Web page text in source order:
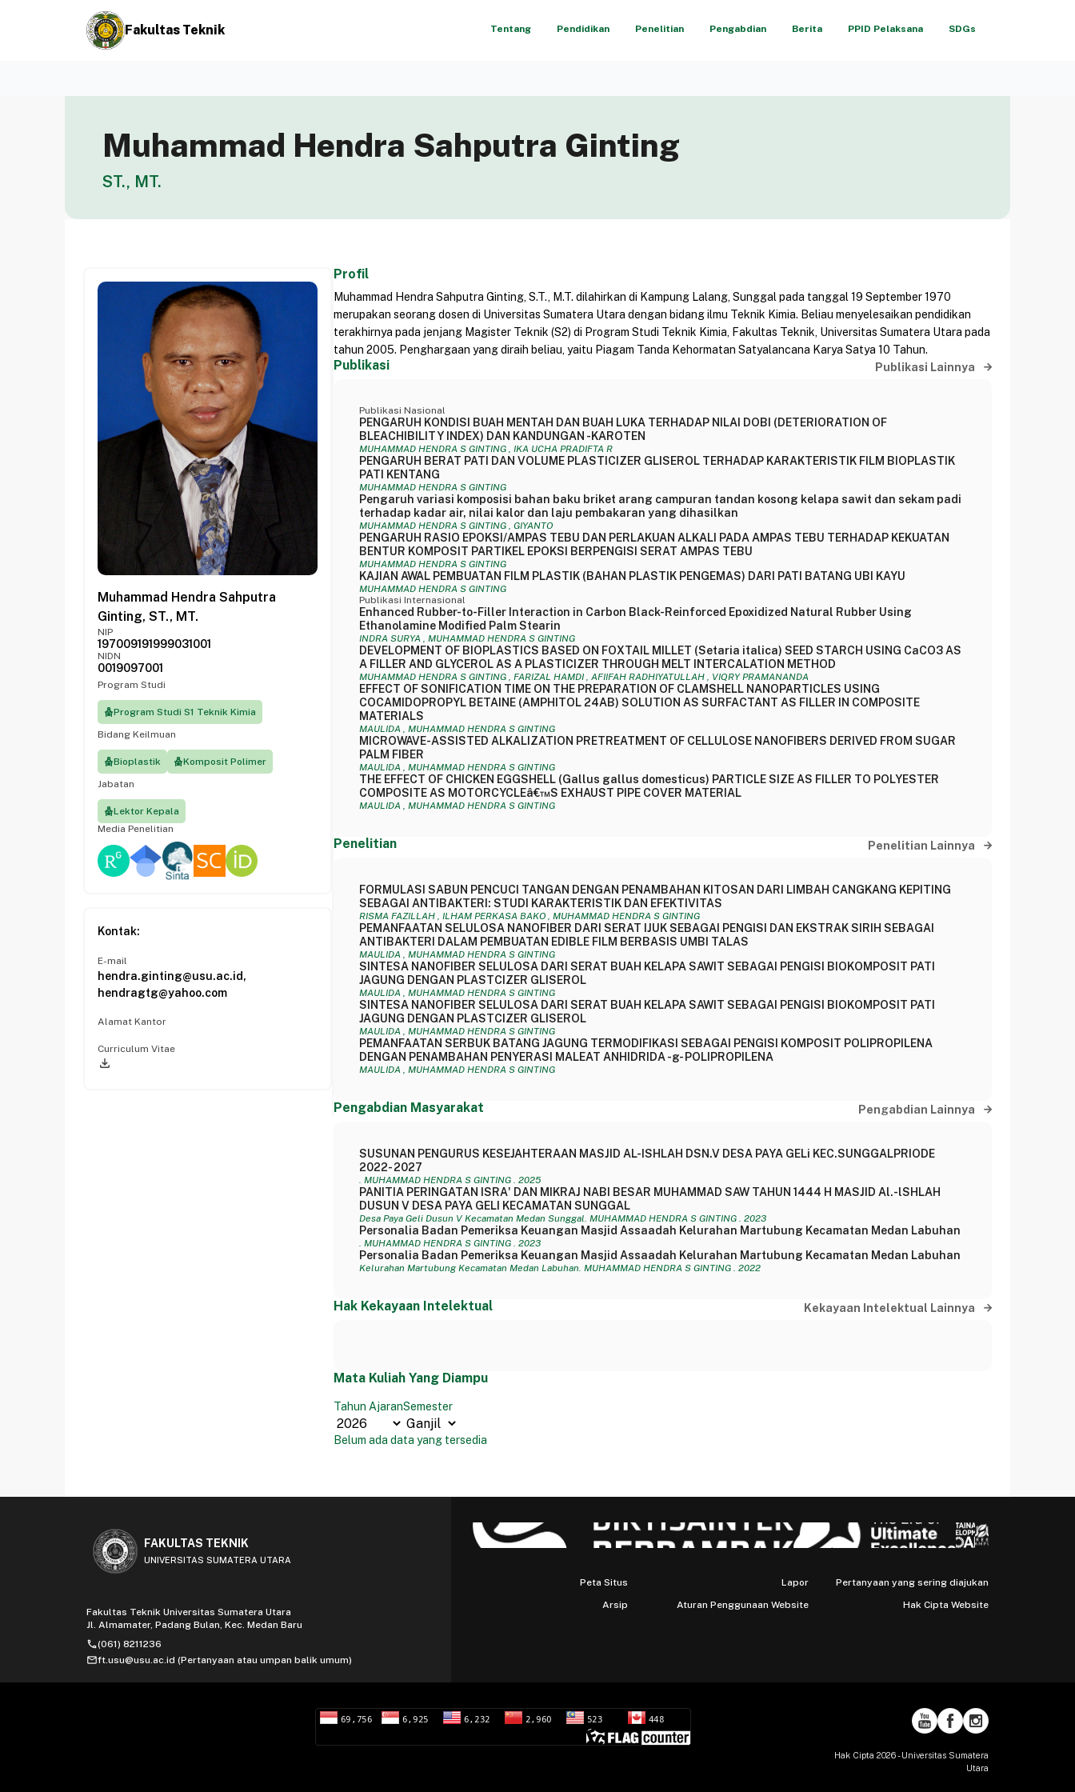
Fakultas Teknik Tentang Pendidikan Penelitian Pengabdian Berita PPID Pelaksana SDGs
Muhammad Hendra Sahputra Ginting
ST., MT.
Muhammad Hendra Sahputra
Ginting, ST., MT.
NIP
197009191999031001
NIDN
0019097001
Program Studi
Program Studi S1 Teknik Kimia
Bidang Keilmuan
Bioplastik
Komposit Polimer
Jabatan
Lektor Kepala
Media Penelitian
Kontak:
E-mail
hendra.ginting@usu.ac.id,
hendragtg@yahoo.com
Alamat Kantor
Curriculum Vitae
file_download
Profil
Muhammad Hendra Sahputra Ginting, S.T., M.T. dilahirkan di Kampung Lalang, Sunggal pada tanggal 19 September 1970
merupakan seorang dosen di Universitas Sumatera Utara dengan bidang ilmu Teknik Kimia. Beliau menyelesaikan pendidikan
terakhirnya pada jenjang Magister Teknik (S2) di Program Studi Teknik Kimia, Fakultas Teknik, Universitas Sumatera Utara pada
tahun 2005. Penghargaan yang diraih beliau, yaitu Piagam Tanda Kehormatan Satyalancana Karya Satya 10 Tahun.
Publikasi Publikasi Lainnya
Publikasi Nasional
PENGARUH KONDISI BUAH MENTAH DAN BUAH LUKA TERHADAP NILAI DOBI (DETERIORATION OF
BLEACHIBILITY INDEX) DAN KANDUNGAN -KAROTEN
MUHAMMAD HENDRA S GINTING , IKA UCHA PRADIFTA R
PENGARUH BERAT PATI DAN VOLUME PLASTICIZER GLISEROL TERHADAP KARAKTERISTIK FILM BIOPLASTIK
PATI KENTANG
MUHAMMAD HENDRA S GINTING
Pengaruh variasi komposisi bahan baku briket arang campuran tandan kosong kelapa sawit dan sekam padi
terhadap kadar air, nilai kalor dan laju pembakaran yang dihasilkan
MUHAMMAD HENDRA S GINTING , GIYANTO
PENGARUH RASIO EPOKSI/AMPAS TEBU DAN PERLAKUAN ALKALI PADA AMPAS TEBU TERHADAP KEKUATAN
BENTUR KOMPOSIT PARTIKEL EPOKSI BERPENGISI SERAT AMPAS TEBU
MUHAMMAD HENDRA S GINTING
KAJIAN AWAL PEMBUATAN FILM PLASTIK (BAHAN PLASTIK PENGEMAS) DARI PATI BATANG UBI KAYU
MUHAMMAD HENDRA S GINTING
Publikasi Internasional
Enhanced Rubber-to-Filler Interaction in Carbon Black-Reinforced Epoxidized Natural Rubber Using
Ethanolamine Modified Palm Stearin
INDRA SURYA , MUHAMMAD HENDRA S GINTING
DEVELOPMENT OF BIOPLASTICS BASED ON FOXTAIL MILLET (Setaria italica) SEED STARCH USING CaCO3 AS
A FILLER AND GLYCEROL AS A PLASTICIZER THROUGH MELT INTERCALATION METHOD
MUHAMMAD HENDRA S GINTING , FARIZAL HAMDI , AFIIFAH RADHIYATULLAH , VIQRY PRAMANANDA
EFFECT OF SONIFICATION TIME ON THE PREPARATION OF CLAMSHELL NANOPARTICLES USING
COCAMIDOPROPYL BETAINE (AMPHITOL 24AB) SOLUTION AS SURFACTANT AS FILLER IN COMPOSITE
MATERIALS
MAULIDA , MUHAMMAD HENDRA S GINTING
MICROWAVE-ASSISTED ALKALIZATION PRETREATMENT OF CELLULOSE NANOFIBERS DERIVED FROM SUGAR
PALM FIBER
MAULIDA , MUHAMMAD HENDRA S GINTING
THE EFFECT OF CHICKEN EGGSHELL (Gallus gallus domesticus) PARTICLE SIZE AS FILLER TO POLYESTER
COMPOSITE AS MOTORCYCLEâ€™S EXHAUST PIPE COVER MATERIAL
MAULIDA , MUHAMMAD HENDRA S GINTING
Penelitian Penelitian Lainnya
FORMULASI SABUN PENCUCI TANGAN DENGAN PENAMBAHAN KITOSAN DARI LIMBAH CANGKANG KEPITING
SEBAGAI ANTIBAKTERI: STUDI KARAKTERISTIK DAN EFEKTIVITAS
RISMA FAZILLAH , ILHAM PERKASA BAKO , MUHAMMAD HENDRA S GINTING
PEMANFAATAN SELULOSA NANOFIBER DARI SERAT IJUK SEBAGAI PENGISI DAN EKSTRAK SIRIH SEBAGAI
ANTIBAKTERI DALAM PEMBUATAN EDIBLE FILM BERBASIS UMBI TALAS
MAULIDA , MUHAMMAD HENDRA S GINTING
SINTESA NANOFIBER SELULOSA DARI SERAT BUAH KELAPA SAWIT SEBAGAI PENGISI BIOKOMPOSIT PATI
JAGUNG DENGAN PLASTCIZER GLISEROL
MAULIDA , MUHAMMAD HENDRA S GINTING
SINTESA NANOFIBER SELULOSA DARI SERAT BUAH KELAPA SAWIT SEBAGAI PENGISI BIOKOMPOSIT PATI
JAGUNG DENGAN PLASTCIZER GLISEROL
MAULIDA , MUHAMMAD HENDRA S GINTING
PEMANFAATAN SERBUK BATANG JAGUNG TERMODIFIKASI SEBAGAI PENGISI KOMPOSIT POLIPROPILENA
DENGAN PENAMBAHAN PENYERASI MALEAT ANHIDRIDA -g- POLIPROPILENA
MAULIDA , MUHAMMAD HENDRA S GINTING
Pengabdian Masyarakat Pengabdian Lainnya
SUSUNAN PENGURUS KESEJAHTERAAN MASJID AL-ISHLAH DSN.V DESA PAYA GELi KEC.SUNGGALPRIODE
2022- 2027
. MUHAMMAD HENDRA S GINTING . 2025
PANITIA PERINGATAN ISRA' DAN MIKRAJ NABI BESAR MUHAMMAD SAW TAHUN 1444 H MASJID Al.-lSHLAH
DUSUN V DESA PAYA GELI KECAMATAN SUNGGAL
Desa Paya Geli Dusun V Kecamatan Medan Sunggal. MUHAMMAD HENDRA S GINTING . 2023
Personalia Badan Pemeriksa Keuangan Masjid Assaadah Kelurahan Martubung Kecamatan Medan Labuhan
. MUHAMMAD HENDRA S GINTING . 2023
Personalia Badan Pemeriksa Keuangan Masjid Assaadah Kelurahan Martubung Kecamatan Medan Labuhan
Kelurahan Martubung Kecamatan Medan Labuhan. MUHAMMAD HENDRA S GINTING . 2022
Hak Kekayaan Intelektual Kekayaan Intelektual Lainnya
Mata Kuliah Yang Diampu
Tahun AjaranSemester
Belum ada data yang tersedia
FAKULTAS TEKNIK
UNIVERSITAS SUMATERA UTARA
Fakultas Teknik Universitas Sumatera Utara
Jl. Almamater, Padang Bulan, Kec. Medan Baru
phone(061) 8211236
mailft.usu@usu.ac.id (Pertanyaan atau umpan balik umum)
Peta Situs Lapor
Pertanyaan yang sering diajukan
Arsip
Aturan Penggunaan Website Hak Cipta Website
Hak Cipta 2026 - Universitas Sumatera
Utara